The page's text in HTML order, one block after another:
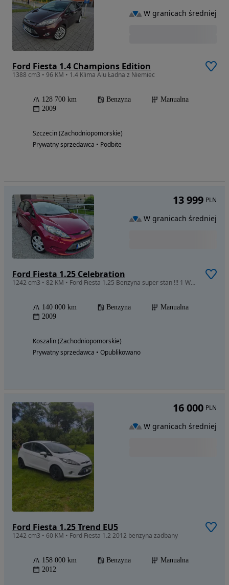
Ford Fiesta 1.4 Champions Edition
1388 cm3 • 96 KM • 1.4 Klima Alu Ładna z Niemiec
128 700 km Benzyna
Manualna
2009
Szczecin (Zachodniopomorskie)
Prywatny sprzedawca • Podbite
W granicach średniej
Ford Fiesta 1.25 Celebration
1242 cm3 • 82 KM • Ford Fiesta 1.25 Benzyna super stan !!! 1 WŁAŚCICIEL
140 000 km Benzyna
Manualna
2009
Koszalin (Zachodniopomorskie)
Prywatny sprzedawca • Opublikowano
13 999 PLN
W granicach średniej
Ford Fiesta 1.25 Trend EU5
1242 cm3 • 60 KM • Ford Fiesta 1.2 2012 benzyna zadbany
158 000 km Benzyna
Manualna
2012
16 000 PLN
W granicach średniej